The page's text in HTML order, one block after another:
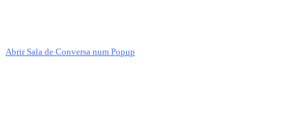
Abrir Sala de Conversa num Popup